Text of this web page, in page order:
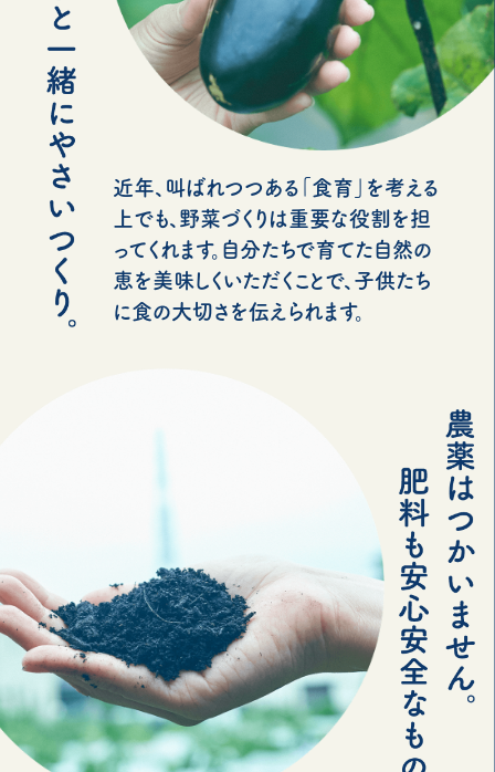
近年、叫ばれつつある「食育」を考える
上でも、野菜づくりは重要な役割を担
ってくれます。自分たちで育てた自然の
恵を美味しくいただくことで、子供たち
に食の大切さを伝えられます。